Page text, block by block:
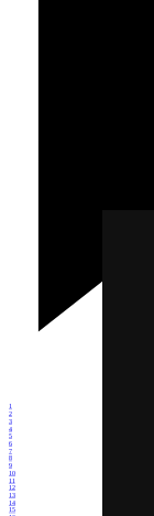
1
2
3
4
5
6
7
8
9
10
11
12
13
14
15